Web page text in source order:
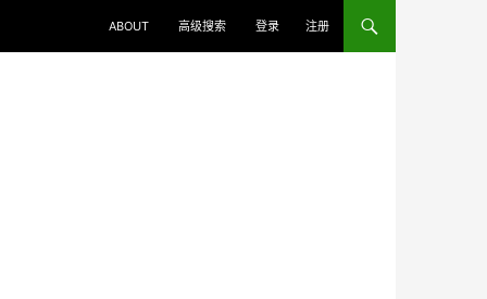
ABOUT 高级搜索 登录 注册